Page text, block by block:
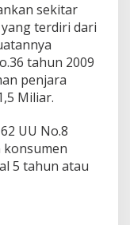
sekitar
terdiri dari
tahun 2009
penjara
Miliar.
UU No.8
5 tahun atau